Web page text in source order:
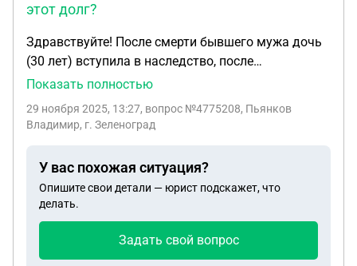
этот долг?
Здравствуйте! После смерти бывшего мужа дочь
(30 лет) вступила в наследство, после
оформления права наследования выяснилось,
остальная доля его прежней семье, которая
алиментов, то квартира с долгом в 400000. Может
ли моя дочь отказаться от наследства, если уже
прошло 9 месяцев со дня смерти мужа и не
обяжут ли ее платить этот долг?
Показать полностью
29 ноября 2025, 13:27, вопрос №4775208, Пьянков
Владимир, г. Зеленоград
У вас похожая ситуация?
Опишите свои детали — юрист подскажет, что
делать.
Задать свой вопрос